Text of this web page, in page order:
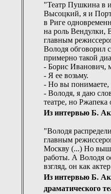
"Театр Пушкина в
Высоцкий, я и
в Риге
на роль Вендулки,
главным
Володя обговорил
примерно такой
- Борис Иванович,
- Я ее возьму.
- Но вы понимаете,
- Володя, я даю
театре, но
Из интервью Б.
"Володя
главным
Москву (...) Но
работы. А Володя
взгляд, он как
Из интервью Б.
драматического